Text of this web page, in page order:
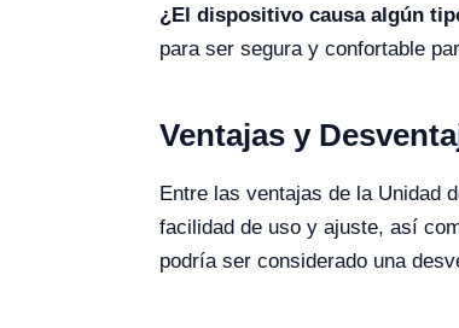
¿El dispositivo causa algún
para ser segura y confortable
Ventajas y
Entre las ventajas de la Unidad
facilidad de uso y ajuste, así
podría ser considerado una